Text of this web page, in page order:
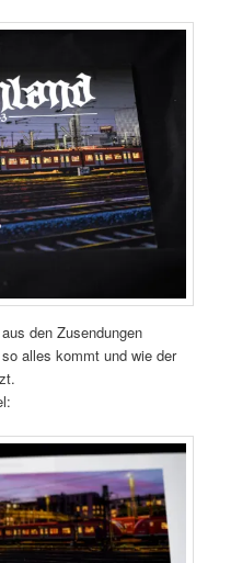
den Zusendungen
alles kommt und wie der